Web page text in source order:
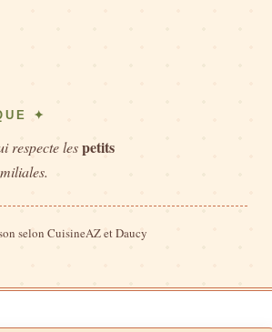
✦
respecte lespetits
selon CuisineAZ et Daucy